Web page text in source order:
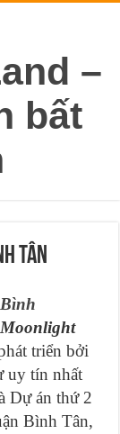
Tân
triển bởi
uy tín nhất
Dự án thứ 2
Bình Tân,